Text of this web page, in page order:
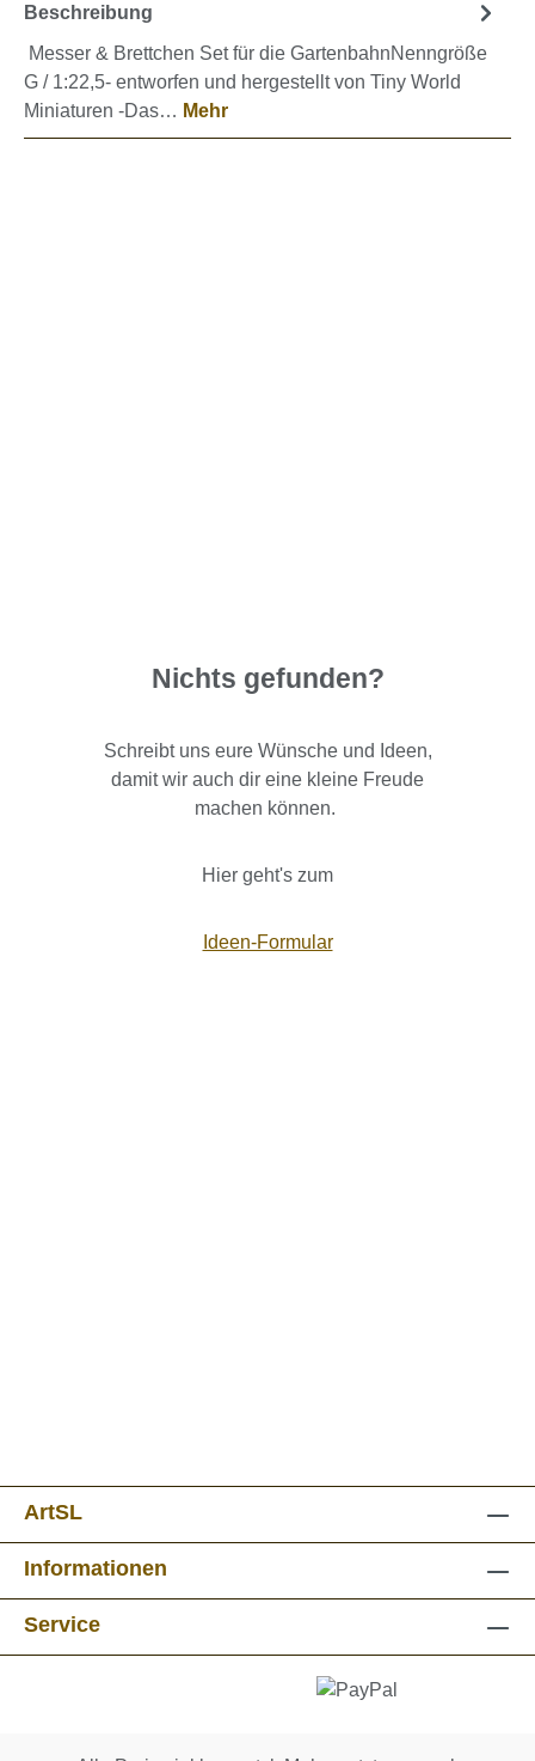
Beschreibung
Messer & Brettchen Set für die GartenbahnNenngröße
G / 1:22,5- entworfen und hergestellt von Tiny World
Miniaturen -Das… Mehr
Nichts gefunden?
Schreibt uns eure Wünsche und Ideen,
damit wir auch dir eine kleine Freude
machen können.
Hier geht's zum
Ideen-Formular
ArtSL
Informationen
Service